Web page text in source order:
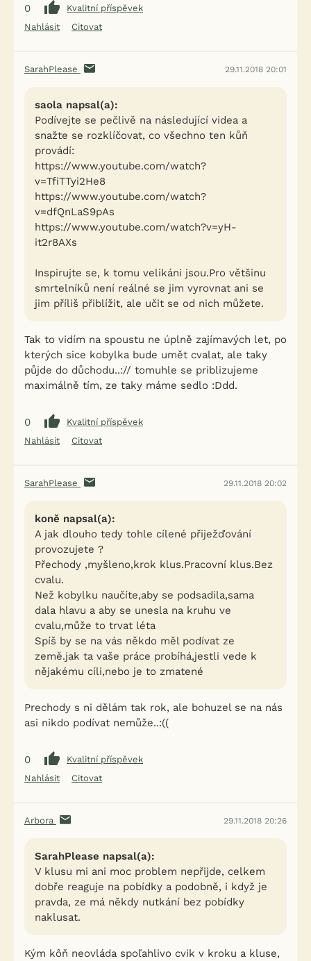
0
Kvalitní příspěvek
Nahlásit
Citovat
SarahPlease 29.11.2018 20:01
saola napsal(a):
Podívejte se pečlivě na následující videa a
snažte se rozklíčovat, co všechno ten kůň
provádí:
https://www.youtube.com/watch?
v=TfiTTyi2He8
https://www.youtube.com/watch?
v=dfQnLaS9pAs
https://www.youtube.com/watch?v=yH-
it2r8AXs
Inspirujte se, k tomu velikáni jsou.Pro většinu
smrtelníků není reálné se jim vyrovnat ani se
jim příliš přiblížit, ale učit se od nich můžete.
Tak to vidím na spoustu ne úplně zajímavých let, po
kterých sice kobylka bude umět cvalat, ale taky
půjde do důchodu..:// tomuhle se priblizujeme
maximálně tím, ze taky máme sedlo :Ddd.
0
Kvalitní příspěvek
Nahlásit
Citovat
SarahPlease 29.11.2018 20:02
koně napsal(a):
A jak dlouho tedy tohle cílené přiježďování
provozujete ?
Přechody ,myšleno,krok klus.Pracovní klus.Bez
cvalu.
Než kobylku naučíte,aby se podsadila,sama
dala hlavu a aby se unesla na kruhu ve
cvalu,může to trvat léta
Spíš by se na vás někdo měl podívat ze
země.jak ta vaše práce probíhá,jestli vede k
nějakému cíli,nebo je to zmatené
Prechody s ni dělám tak rok, ale bohuzel se na nás
asi nikdo podívat nemůže..:((
0
Kvalitní příspěvek
Nahlásit
Citovat
Arbora 29.11.2018 20:26
SarahPlease napsal(a):
V klusu mi ani moc problem nepřijde, celkem
dobře reaguje na pobídky a podobně, i když je
pravda, ze má někdy nutkání bez pobídky
naklusat.
Kým kôň neovláda spoľahlivo cvik v kroku a kluse,